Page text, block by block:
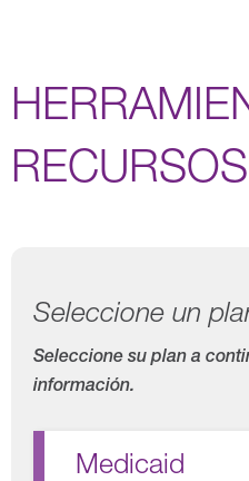
RECURSOS
Seleccione un
Seleccione su plan a
información.
Medicaid